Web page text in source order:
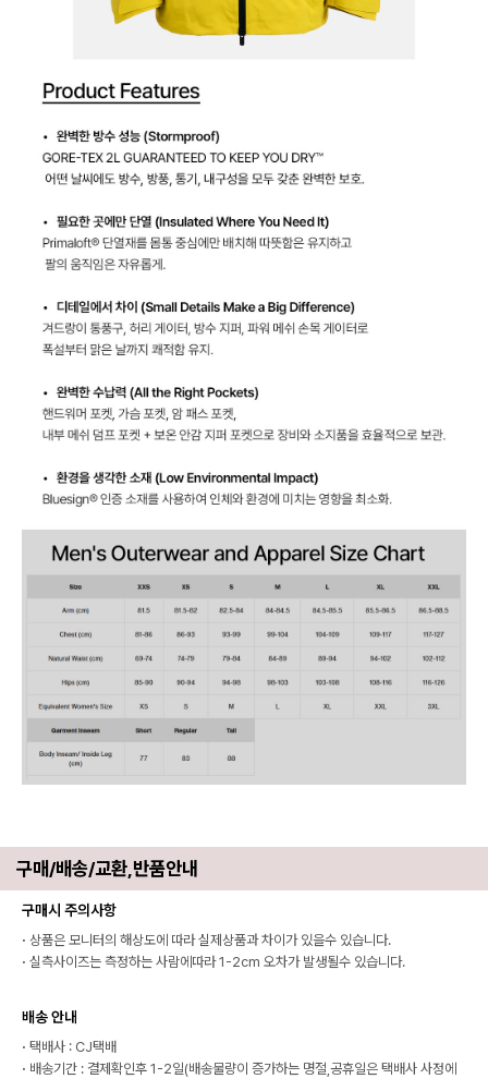
구매/배송/교환,반품안내
구매시 주의사항
· 상품은 모니터의 해상도에 따라 실제상품과 차이가 있을수 있습니다.
· 실측사이즈는 측정하는 사람에따라 1-2cm 오차가 발생될수 있습니다.
배송 안내
· 택배사 : CJ택배
· 배송기간 : 결제확인후 1-2일(배송물량이 증가하는 명절,공휴일은 택배사 사정에